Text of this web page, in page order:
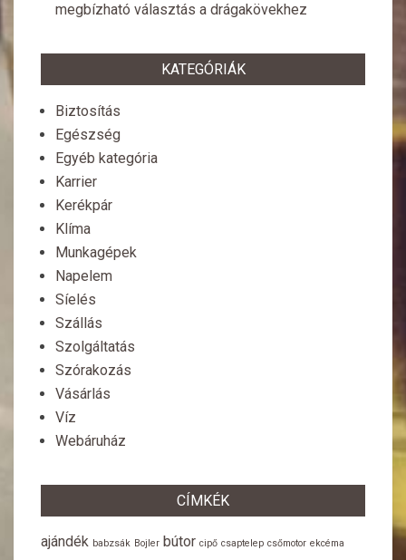
megbízható választás a drágakövekhez
KATEGÓRIÁK
Biztosítás
Egészség
Egyéb kategória
Karrier
Kerékpár
Klíma
Munkagépek
Napelem
Síelés
Szállás
Szolgáltatás
Szórakozás
Vásárlás
Víz
Webáruház
CÍMKÉK
ajándék babzsák Bojler bútor cipő csaptelep csőmotor ekcéma